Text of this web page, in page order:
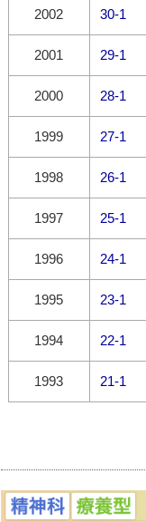
2002 30-1
2001 29-1
2000 28-1
1999 27-1
1998 26-1
1997 25-1
1996 24-1
1995 23-1
1994 22-1
1993 21-1